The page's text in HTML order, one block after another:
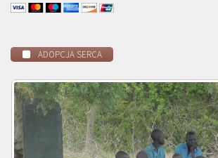
ADOPCJA SERCA